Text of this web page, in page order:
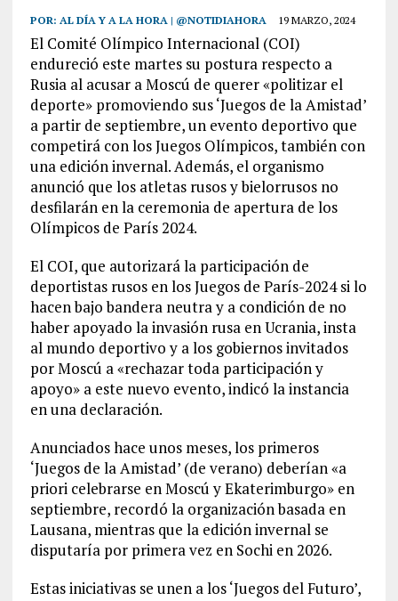
POR: AL DÍA Y A LA HORA | @NOTIDIAHORA 19 MARZO, 2024
El Comité Olímpico Internacional (COI)
endureció este martes su postura respecto a
Rusia al acusar a Moscú de querer «politizar el
deporte» promoviendo sus ‘Juegos de la Amistad’
a partir de septiembre, un evento deportivo que
competirá con los Juegos Olímpicos, también con
una edición invernal. Además, el organismo
anunció que los atletas rusos y bielorrusos no
desfilarán en la ceremonia de apertura de los
Olímpicos de París 2024.
El COI, que autorizará la participación de
deportistas rusos en los Juegos de París-2024 si lo
hacen bajo bandera neutra y a condición de no
haber apoyado la invasión rusa en Ucrania, insta
al mundo deportivo y a los gobiernos invitados
por Moscú a «rechazar toda participación y
apoyo» a este nuevo evento, indicó la instancia
en una declaración.
Anunciados hace unos meses, los primeros
‘Juegos de la Amistad’ (de verano) deberían «a
priori celebrarse en Moscú y Ekaterimburgo» en
septiembre, recordó la organización basada en
Lausana, mientras que la edición invernal se
disputaría por primera vez en Sochi en 2026.
Estas iniciativas se unen a los ‘Juegos del Futuro’,